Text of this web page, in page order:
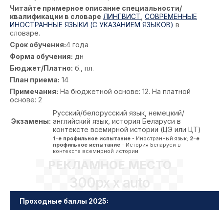
Читайте примерное описание специальности/
квалификации в словаре ЛИНГВИСТ СОВРЕМЕННЫЕ
ИНОСТРАННЫЕ ЯЗЫКИ (С УКАЗАНИЕМ ЯЗЫКОВ) в
словаре.
Срок обучения:4 года
Форма обучения: дн
Бюджет/Платно: б., пл.
План приема: 14
Примечания: На бюджетной основе: 12. На платной
основе: 2
Экзамены:
Русский/белорусский язык, немецкий/
английский язык, история Беларуси в
контексте всемирной истории (ЦЭ или ЦТ)
1-е профильное испытание - Иностранный язык; 2-е
профильное испытание - История Беларуси в
контексте всемирной истории
РЕКЛАМНОЕ МЕСТО
300px x auto
Проходные баллы 2025: